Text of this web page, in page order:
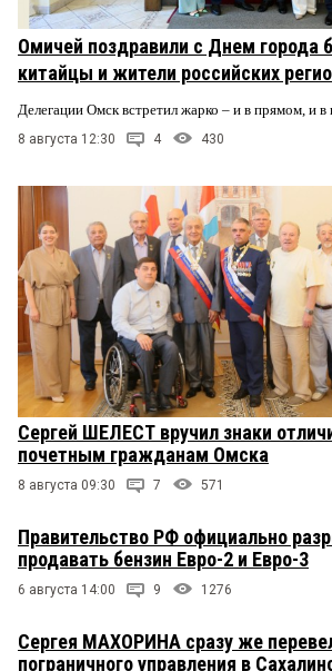
Омичей поздравили с Днем города
китайцы и жители российских
Делегации Омск встретил жарко – и в прямом, и
8 августа 12:30 4 430
Сергей ШЕЛЕСТ вручил знаки
почетным гражданам Омска
8 августа 09:30 7 571
Правительство РФ официально
продавать бензин Евро-2 и Евро-3
6 августа 14:00 9 1276
Сергея МАХОРИНА сразу же
пограничного управления в